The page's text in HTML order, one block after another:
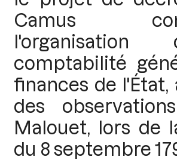
Camus
comptabilité
finances de l'État,
des
Malouet, lors de
du 8 septembre